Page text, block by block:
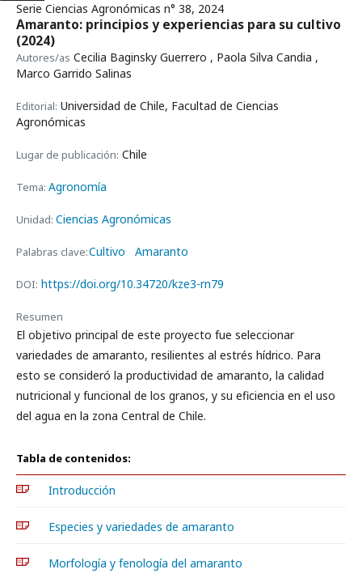
Serie Ciencias Agronómicas n° 38, 2024
Amaranto: principios y experiencias para su cultivo
(2024)
Autores/as Cecilia Baginsky Guerrero , Paola Silva Candia ,
Marco Garrido Salinas
Editorial: Universidad de Chile, Facultad de Ciencias
Agronómicas
Lugar de publicación: Chile
Tema: Agronomía
Unidad: Ciencias Agronómicas
Palabras clave:Cultivo Amaranto
DOI: https://doi.org/10.34720/kze3-rn79
Resumen
El objetivo principal de este proyecto fue seleccionar
variedades de amaranto, resilientes al estrés hídrico. Para
esto se consideró la productividad de amaranto, la calidad
nutricional y funcional de los granos, y su eficiencia en el uso
del agua en la zona Central de Chile.
Tabla de contenidos:
Introducción
Especies y variedades de amaranto
Morfología y fenología del amaranto